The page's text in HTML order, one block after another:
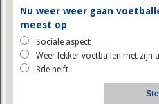
Nu weer weer gaan
meest op
Sociale aspect
Weer lekker voetballen met zijn
3de helft